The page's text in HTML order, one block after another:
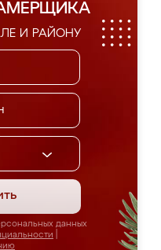
И РАЙОНУ
данных